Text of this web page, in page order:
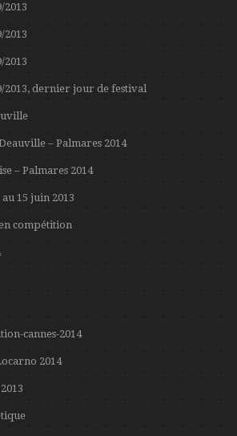
2013
2013
2013
2013, dernier jour de festival
– Palmares 2014
– Palmares 2014
15 juin 2013
compétition
cannes-2014
2014